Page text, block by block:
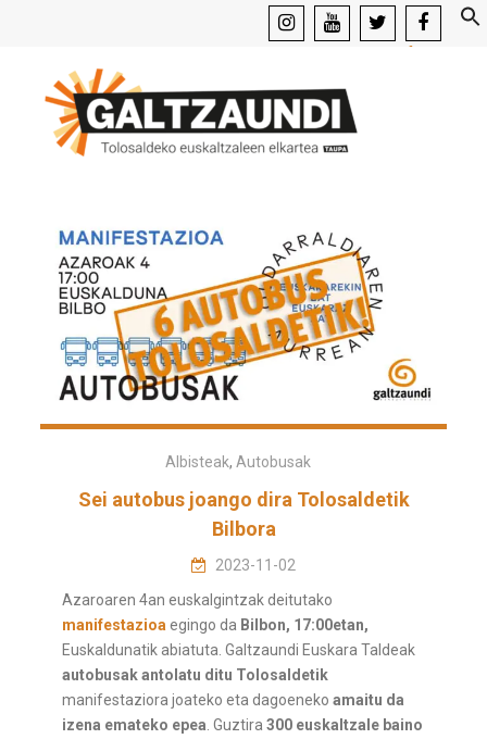
facebook
Albisteak, Autobusak
Sei autobus joango dira Tolosaldetik
Bilbora
2023-11-02
Azaroaren 4an euskalgintzak deitutako
manifestazioa egingo da Bilbon, 17:00etan,
Euskaldunatik abiatuta. Galtzaundi Euskara Taldeak
autobusak antolatu ditu Tolosaldetik
manifestaziora joateko eta dagoenekoamaitu da
izena emateko epea . Guztira300 euskaltzale baino